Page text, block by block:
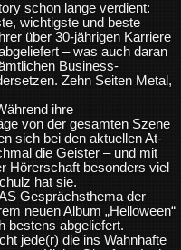
schon lange verdient:
wichtigste und beste
über 30-jährigen Karriere
– was auch daran
Business-
Zehn Seiten Metal,
ihre
von der gesamten Szene
sich bei den aktuellen At-
die Geister – und mit
Hörerschaft besonders viel
hat sie.
Gesprächsthema der
neuen Album „Helloween“
bestens abgeliefert.
jede(r) die ins Wahnhafte